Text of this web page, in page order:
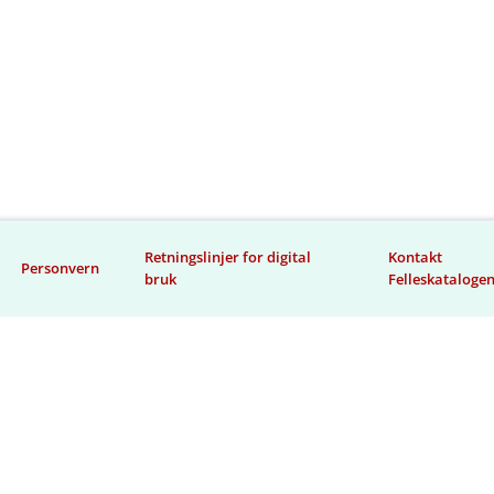
Personvern
Retningslinjer for digital
bruk
Kontakt
Felleskatalogen